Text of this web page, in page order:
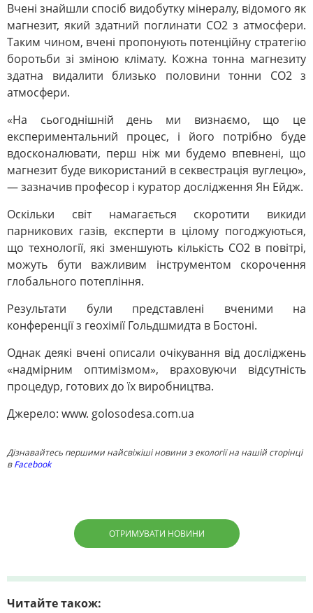
Вчені знайшли спосіб видобутку мінералу, відомого як
магнезит, який здатний поглинати СО2 з атмосфери.
Таким чином, вчені пропонують потенційну стратегію
боротьби зі зміною клімату. Кожна тонна магнезиту
здатна видалити близько половини тонни СО2 з
атмосфери.
«На сьогоднішній день ми визнаємо, що це
експериментальний процес, і його потрібно буде
вдосконалювати, перш ніж ми будемо впевнені, що
магнезит буде використаний в секвестрація вуглецю»,
— зазначив професор і куратор дослідження Ян Ейдж.
Оскільки світ намагається скоротити викиди
парникових газів, експерти в цілому погоджуються,
що технології, які зменшують кількість CO2 в повітрі,
можуть бути важливим інструментом скорочення
глобального потепління.
Результати були представлені вченими на
конференції з геохімії Гольдшмидта в Бостоні.
Однак деякі вчені описали очікування від досліджень
«надмірним оптимізмом», враховуючи відсутність
процедур, готових до їх виробництва.
Джерело: www. golosodesa.com.ua
Дізнавайтесь першими найсвіжіші новини з екології на нашій сторінці
вFacebook
ОТРИМУВАТИ НОВИНИ
Читайте також: